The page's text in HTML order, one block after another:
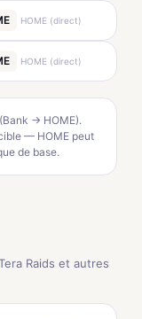
HOME (direct)
HOME (direct)
→ HOME).
— HOME peut
de base.
Raids et autres